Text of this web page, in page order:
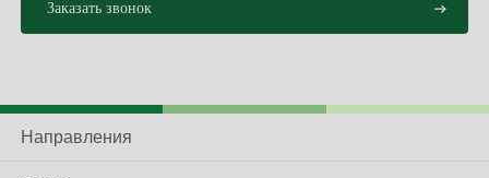
хронические стрессы
сильная усталость
Направления